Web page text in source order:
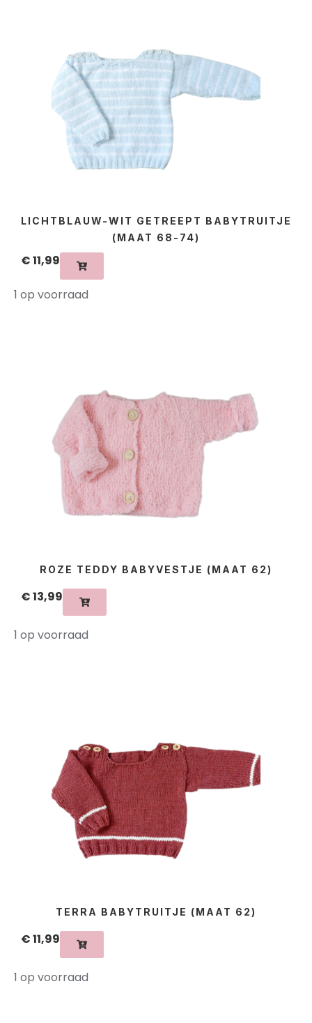
LICHTBLAUW-WIT GETREEPT BABYTRUITJE
(MAAT 68-74)
€11,99
1 op voorraad
ROZE TEDDY BABYVESTJE (MAAT 62)
€13,99
1 op voorraad
TERRA BABYTRUITJE (MAAT 62)
€11,99
1 op voorraad